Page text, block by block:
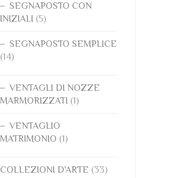
SEGNAPOSTO CON
INIZIALI (5)
SEGNAPOSTO SEMPLICE
(14)
VENTAGLI DI NOZZE
MARMORIZZATI (1)
VENTAGLIO
MATRIMONIO (1)
COLLEZIONI D'ARTE (33)